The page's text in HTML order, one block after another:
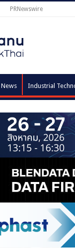
PRNewswire
News Industrial